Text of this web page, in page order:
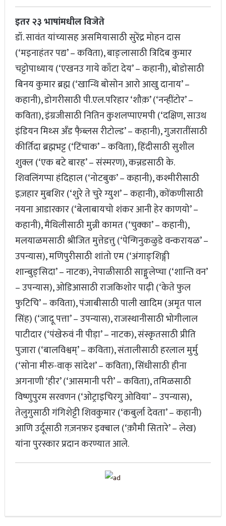
इतर २३ भाषांमधील विजेते
डॉ. सावंत यांच्यासह असमियासाठी सुरेंद्र मोहन दास
(‘मइनाहंतर पद्य’ – कविता), बाङ्लासाठी त्रिदिब कुमार
चट्टोपाध्याय (‘एखनउ गाये काँटा देय’ – कहानी), बोडोसाठी
बिनय कुमार ब्रह्म (‘खान्थि बोसोन आरो आखु दानाय’ –
कहानी), डोगरीसाठी पी.एल.परिहार ‘शौक़’ (‘नन्हींटोर’ –
कविता), इंग्रजीसाठी नितिन कुशलप्पाएमपी (‘दक्षिण, साउथ
इंडियन मिथ्स अँड फै़ब्लस रीटोल्ड’ – कहानी), गुजरातींसाठी
कीर्तिदा ब्रह्मभट्ट (‘टिंचाक’ – कविता), हिंदीसाठी सुशील
शुक्ल (‘एक बटे बारह’ – संस्मरण), कन्नडसाठी के.
शिवलिंगप्पा हंदिहाल (‘नोटबुक’ – कहानी), कश्मीरीसाठी
इज़हार मुबशिर (‘शुरे ते चुरे ग्युश’ – कहानी), कोंकणीसाठी
नयना आडारकार (‘बेलाबायचो शंकर आनी हेर काणयो’ –
कहानी), मैथिलीसाठी मुन्नी कामत (‘चुक्का’ – कहानी),
मलयाळमसाठी श्रीजित मुत्तेडत्तु (‘पेन्गिनुकळुडे वन्करायळ’ –
उपन्यास), मणिपुरीसाठी शांतो एम (‘अंगाङ्शिङ्गी
शान्बुङ्सिदा’ – नाटक), नेपाळीसाठी साङ्मुलेप्चा (‘शान्ति वन’
– उपन्यास), ओडिआसाठी राजकिशोर पाढ़ी (‘केते फुल
फुटिचि’ – कविता), पंजाबीसाठी पाली खादिम (अमृत पाल
सिंह) (‘जादू पत्ता’ – उपन्यास), राजस्थानीसाठी भोगीलाल
पाटीदार (‘पंखेरुवं नी पीड़ा’ – नाटक), संस्कृतसाठी प्रीति
पुजारा (‘बालविश्वम्’ – कविता), संतालीसाठी हरलाल मुर्मु
(‘सोना मीरु-वाक् सांदेश’ – कविता), सिंधीसाठी हीना
अगनाणी ‘हीर’ (‘आसमानी परी’ – कविता), तमिळसाठी
विष्णुपुरम सरवणन (‘ओट्राइचिरगु ओविया’ – उपन्यास),
तेलुगुसाठी गंगिशेट्टी शिवकुमार (‘कबुर्ला देवता’ – कहानी)
आणि उर्दूसाठी ग़ज़नफ़र इक्बाल (‘क़ौमी सितारे’ – लेख)
यांना पुरस्कार प्रदान करण्यात आले.